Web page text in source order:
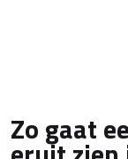
Zo gaat